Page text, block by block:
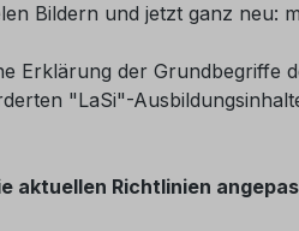
Bildern und jetzt ganz neu:
Erklärung der Grundbegriffe
"LaSi"-
aktuellen Richtlinien